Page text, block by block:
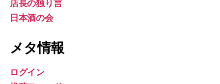
店長の独り言
日本酒の会
メタ情報
ログイン